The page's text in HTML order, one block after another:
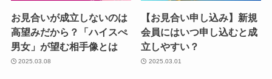
お見合いが成立しないのは
高望みだから？「ハイスぺ
男女」が望む相手像とは
2025.03.08
【お見合い申し込み】新規
会員にはいつ申し込むと成
立しやすい？
2025.03.01